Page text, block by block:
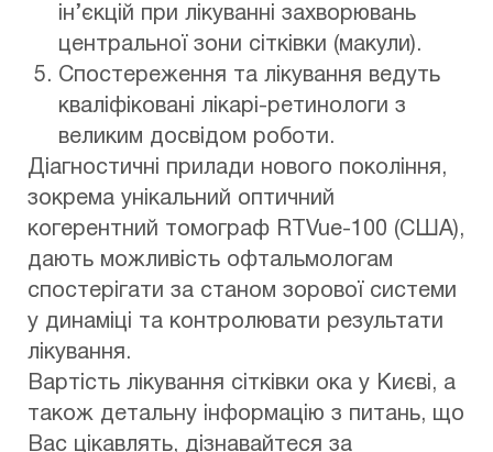
ін’єкцій при лікуванні захворювань
центральної зони сітківки (макули).
Спостереження та лікування ведуть
кваліфіковані лікарі-ретинологи з
великим досвідом роботи.
Діагностичні прилади нового покоління,
зокрема унікальний оптичний
когерентний томограф RTVue-100 (США),
дають можливість офтальмологам
спостерігати за станом зорової системи
у динаміці та контролювати результати
лікування.
Вартість лікування сітківки ока у Києві, а
також детальну інформацію з питань, що
Вас цікавлять, дізнавайтеся за